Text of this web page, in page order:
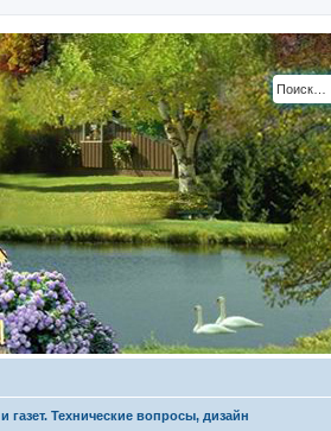
Технические вопросы, дизайн